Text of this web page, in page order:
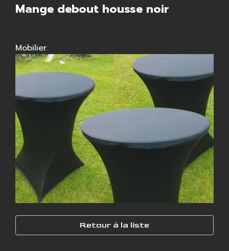
Mange debout housse noir
Mobilier
Retour à la liste